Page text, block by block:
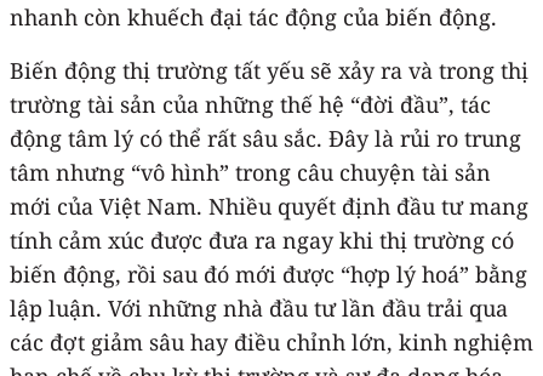
nhanh còn khuếch đại tác động của biến động.
Biến động thị trường tất yếu sẽ xảy ra và trong thị
trường tài sản của những thế hệ “đời đầu”, tác
động tâm lý có thể rất sâu sắc. Đây là rủi ro trung
tâm nhưng “vô hình” trong câu chuyện tài sản
mới của Việt Nam. Nhiều quyết định đầu tư mang
tính cảm xúc được đưa ra ngay khi thị trường có
biến động, rồi sau đó mới được “hợp lý hoá” bằng
lập luận. Với những nhà đầu tư lần đầu trải qua
các đợt giảm sâu hay điều chỉnh lớn, kinh nghiệm